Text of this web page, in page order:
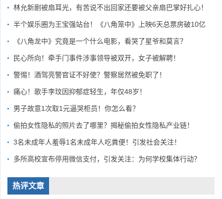
林允新剧被扇耳光，有苦说不出回家还要被父亲扇巴掌好扎心！
半个娱乐圈为王宝强站台！《八角笼中》上映6天总票房破10亿
《八角龙中》究竟是一个什么电影，看哭了星爷和莫言？
民心所向！牵手门事件涉事领导被双开，女子被解聘！
警惕！酒驾亮警官证不好使？警察居然被免职了！
痛心！歌手李玟因抑郁症轻生，年仅48岁！
男子故意1次取1元逼哭柜员！你怎么看？
偷拍女性隐私的照片去了哪里？揭秘偷拍女性隐私产业链！
3名未成年人羞辱1名未成年人吃粪便！引发社会关注！
多所高校宣布停用微信支付，引发关注：为何学校集体行动？
热评文章